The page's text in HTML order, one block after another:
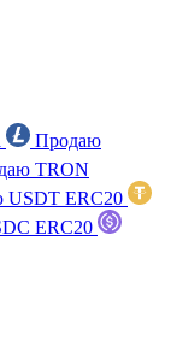
Продаю
TRON
USDT ERC20
ERC20